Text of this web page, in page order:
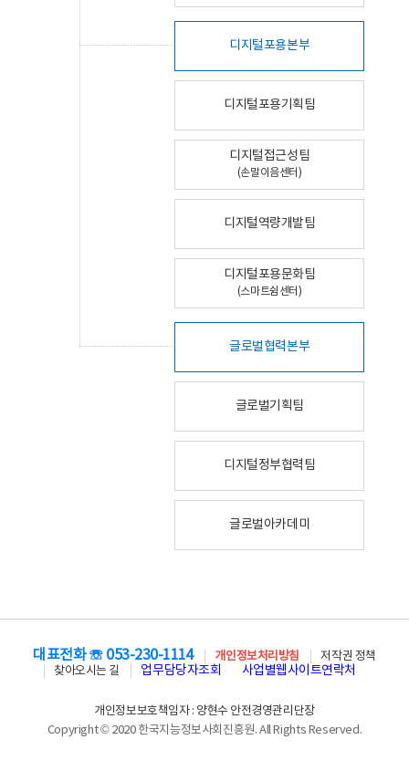
디지털포용본부
디지털포용기획팀
디지털접근성팀
(손말이음센터)
디지털역량개발팀
디지털포용문화팀
(스마트쉼센터)
글로벌협력본부
글로벌기획팀
디지털정부협력팀
글로벌아카데미
대표전화 ☏ 053-230-1114 개인정보처리방침
저작권 정책
찾아오시는 길
업무담당자조회 사업별웹사이트연락처
개인정보보호책임자 : 양현수 안전경영관리단장
Copyright © 2020 한국지능정보사회진흥원. All Rights Reserved.